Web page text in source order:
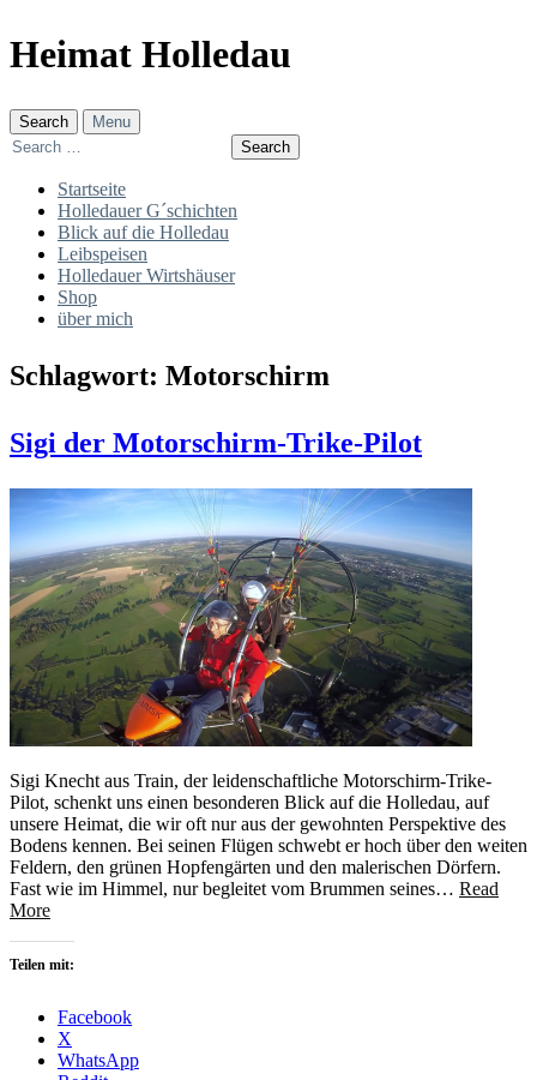
to
Heimat Holledau
Search Menu
Search
Startseite
Holledauer G´schichten
Blick auf die Holledau
Leibspeisen
Holledauer Wirtshäuser
Shop
über mich
Schlagwort: Motorschirm
Sigi der Motorschirm-Trike-Pilot
Sigi Knecht aus Train, der leidenschaftliche Motorschirm-Trike-
Pilot, schenkt uns einen besonderen Blick auf die Holledau, auf
unsere Heimat, die wir oft nur aus der gewohnten Perspektive des
Bodens kennen. Bei seinen Flügen schwebt er hoch über den weiten
Feldern, den grünen Hopfengärten und den malerischen Dörfern.
Fast wie im Himmel, nur begleitet vom Brummen seines… Read
More
Teilen mit:
Facebook
X
WhatsApp